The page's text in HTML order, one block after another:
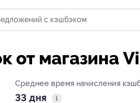
от магазина
Среднее время начисления
33 дня